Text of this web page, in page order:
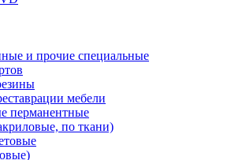
и прочие специальные
мебели
перманентные
по ткани)